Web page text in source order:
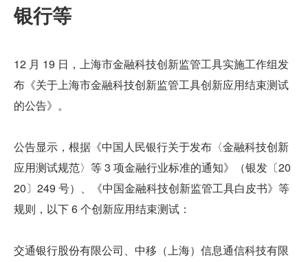
银行等
12 月 19 日，上海市金融科技创新监管工具实施工作组发
布《关于上海市金融科技创新监管工具创新应用结束测试
的公告》。
公告显示，根据《中国人民银行关于发布〈金融科技创新
应用测试规范〉等 3 项金融行业标准的通知》（银发〔20
20〕249 号）、《中国金融科技创新监管工具白皮书》等
规则，以下 6 个创新应用结束测试：
交通银行股份有限公司、中移（上海）信息通信科技有限